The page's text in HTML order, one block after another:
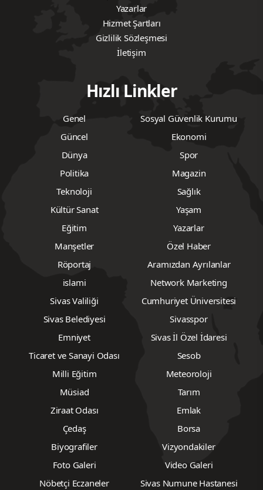
riskli bir bölgede yaşamaya mahkum edildi.
BUNUN ADI ACZİYET
Yaşanan facianın ardından, daha önce yasaklanan
Ailelerin açıklamalarını ve bu yöndeki bilgileri
keyfiliğini ve kamu yönetiminin kriz karşısındaki
acziyetini bir kez daha gözler önüne serdiğini
söyledi. Facianın yaşandığı günlerde olay yerinde
görev yapan basın mensuplarının haber takibinin
engellendiği ve yayınlarına müdahale edildiği
yönündeki iddiaların da kamuoyunun doğru bilgi
alma hakkına yönelik açık bir baskı olarak görülmesi
gerektiğini vurguladı.
CHP’li Karasu, önergesinde Kızılırmak boğulma
“Gemerek Merası” olarak da bilinen ve
mevsimlik tarım işçilerinin yıllardır konakladığı
alanın, geçici barınma alanı olarak kullanımı
hangi gerekçeyle yasaklanmıştır? Bu karar hangi
tarih ve hangi idari işlemle alınmıştır?